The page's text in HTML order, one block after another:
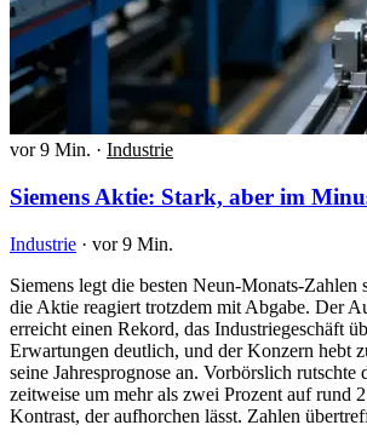
vor 9 Min. · Industrie
Siemens Aktie: Stark, aber im
Industrie · vor 9 Min.
Siemens legt die besten Neun-Monats-Zahlen
die Aktie reagiert trotzdem mit Abgabe. Der
erreicht einen Rekord, das Industriegeschäft
Erwartungen deutlich, und der Konzern hebt
seine Jahresprognose an. Vorbörslich rutschte
zeitweise um mehr als zwei Prozent auf rund
Kontrast, der aufhorchen lässt. Zahlen